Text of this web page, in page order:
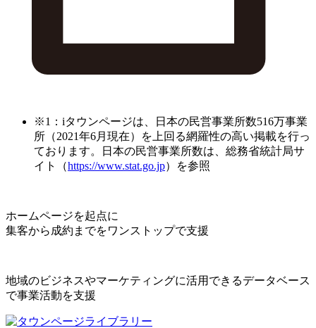
※1：iタウンページは、日本の民営事業所数516万事業
所（2021年6月現在）を上回る網羅性の高い掲載を行っ
ております。日本の民営事業所数は、総務省統計局サ
イト（https://www.stat.go.jp）を参照
ホームページを起点に
集客から成約までをワンストップで支援
地域のビジネスやマーケティングに活用できるデータベース
で事業活動を支援